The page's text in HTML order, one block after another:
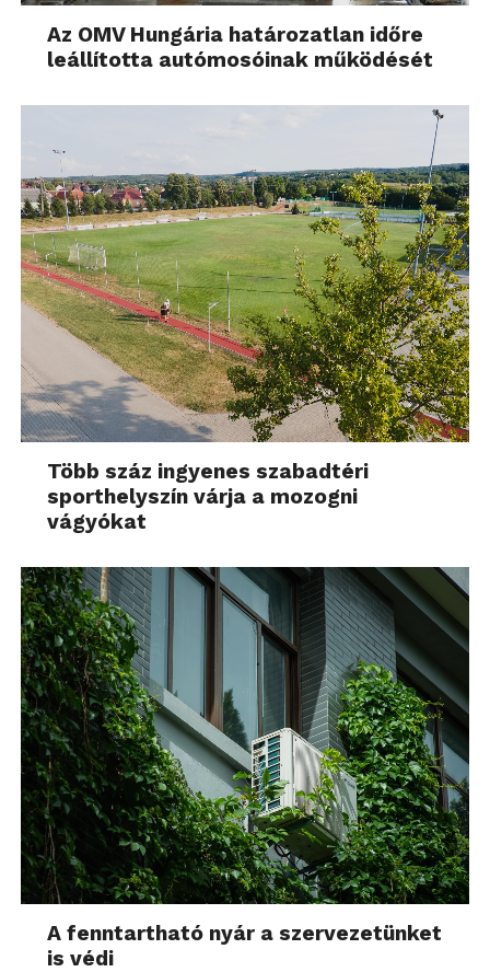
Az OMV Hungária határozatlan időre
leállította autómosóinak működését
Több száz ingyenes szabadtéri
sporthelyszín várja a mozogni
vágyókat
A fenntartható nyár a szervezetünket
is védi